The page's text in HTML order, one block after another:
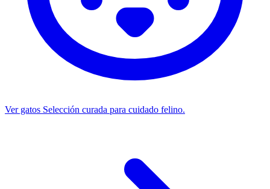
Ver gatos Selección curada para cuidado felino.